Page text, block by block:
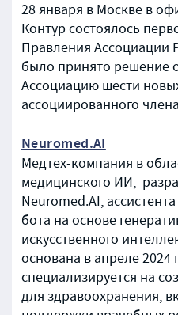
28 января в Москве в
Контур состоялось
Правления Ассоциации
было принято решение
Ассоциацию шести
ассоциированного
Neuromed.AI
Медтех-компания в
медицинского ИИ,
Neuromed.AI,
бота на основе
искусственного
основана в апреле 2024
специализируется на
для здравоохранения,